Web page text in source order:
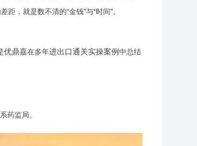
，就是数不清的“金钱”与“时间”。
优鼎嘉在多年进出口通关实操案例中总结
药监局。